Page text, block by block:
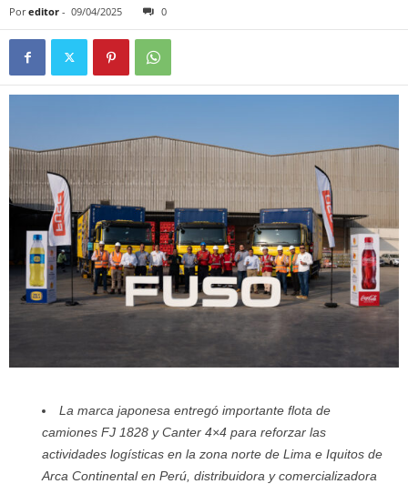
Por editor - 09/04/2025 0
La marca japonesa entregó importante flota de
camiones FJ 1828 y Canter 4×4 para reforzar las
actividades logísticas en la zona norte de Lima e Iquitos de
Arca Continental en Perú, distribuidora y comercializadora